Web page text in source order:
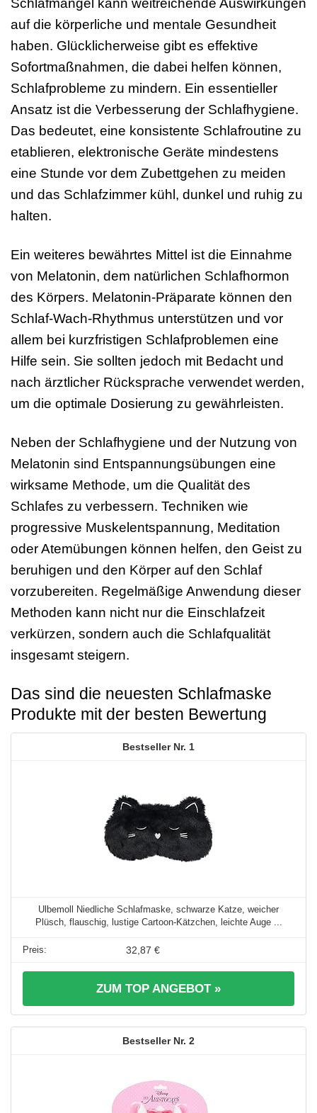
Schlafmangel kann weitreichende Auswirkungen
auf die körperliche und mentale Gesundheit
haben. Glücklicherweise gibt es effektive
Sofortmaßnahmen, die dabei helfen können,
Schlafprobleme zu mindern. Ein essentieller
Ansatz ist die Verbesserung der Schlafhygiene.
Das bedeutet, eine konsistente Schlafroutine zu
etablieren, elektronische Geräte mindestens
eine Stunde vor dem Zubettgehen zu meiden
und das Schlafzimmer kühl, dunkel und ruhig zu
halten.
Ein weiteres bewährtes Mittel ist die Einnahme
von Melatonin, dem natürlichen Schlafhormon
des Körpers. Melatonin-Präparate können den
Schlaf-Wach-Rhythmus unterstützen und vor
allem bei kurzfristigen Schlafproblemen eine
Hilfe sein. Sie sollten jedoch mit Bedacht und
nach ärztlicher Rücksprache verwendet werden,
um die optimale Dosierung zu gewährleisten.
Neben der Schlafhygiene und der Nutzung von
Melatonin sind Entspannungsübungen eine
wirksame Methode, um die Qualität des
Schlafes zu verbessern. Techniken wie
progressive Muskelentspannung, Meditation
oder Atemübungen können helfen, den Geist zu
beruhigen und den Körper auf den Schlaf
vorzubereiten. Regelmäßige Anwendung dieser
Methoden kann nicht nur die Einschlafzeit
verkürzen, sondern auch die Schlafqualität
insgesamt steigern.
Das sind die neuesten Schlafmaske
Produkte mit der besten Bewertung
1
Ulbemoll Niedliche Schlafmaske, schwarze Katze, weicher
Plüsch, flauschig, lustige Cartoon-Kätzchen, leichte Auge ...
32,87 €
ZUM TOP ANGEBOT »
2